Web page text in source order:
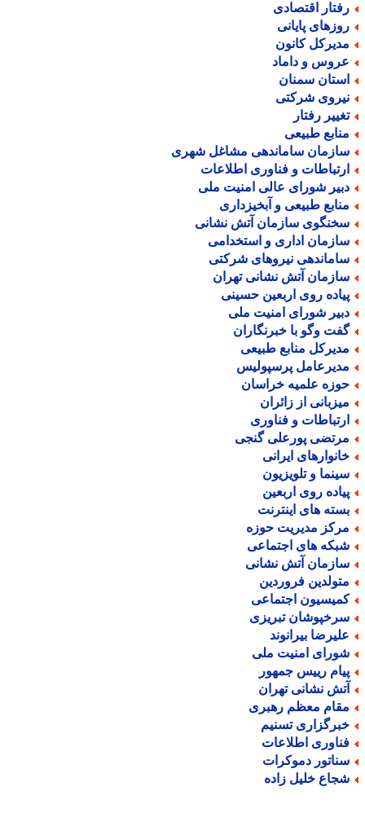
اقتصادی
پایانی
کانون
و داماد
سمنان
شرکتی
رفتار
طبیعی
ساماندهی مشاغل شهری
و فناوری اطلاعات
شورای عالی امنیت ملی
طبیعی و آبخیزداری
سازمان آتش نشانی
اداری و استخدامی
نیروهای شرکتی
آتش نشانی تهران
روی اربعین حسینی
شورای امنیت ملی
وگو با خبرنگاران
منابع طبیعی
پرسپولیس
علمیه خراسان
از زائران
و فناوری
پورعلی گنجی
ایرانی
و تلویزیون
روی اربعین
های اینترنت
مدیریت حوزه
های اجتماعی
آتش نشانی
فروردین
اجتماعی
تبریزی
بیرانوند
امنیت ملی
رییس جمهور
نشانی تهران
معظم رهبری
تسنیم
اطلاعات
دموکرات
خلیل زاده